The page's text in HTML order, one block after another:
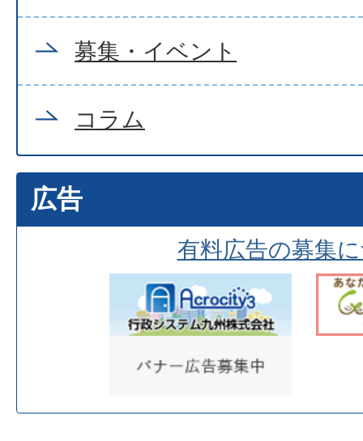
募集・イベント
コラム
広告
有料広告の募集